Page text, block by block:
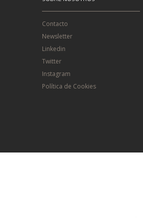
Contacto
Newsletter
Linkedin
Twitter
Instagram
Política de Cookies